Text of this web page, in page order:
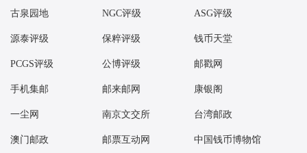
09：00 张仲景小型张（评级版）好品990.00元成交2刀
09：02 莫高窟二小型张（评级版）好品1000.00元成交8张
09：09 中国篆刻三小版好品18.30元成交153版
09：10 莫高窟二小型张好品8.80元成交53张
09：11 莫高窟二小型张好品9.00元成交30张
09：14 封神演义一小版好品17.50元成交100版
古泉园地 NGC评级 ASG评级
源泰评级 保粹评级 钱币天堂
PCGS评级 公博评级 邮戳网
手机集邮 邮来邮网 康银阁
一尘网 南京文交所 台湾邮政
澳门邮政 邮票互动网 中国钱币博物馆